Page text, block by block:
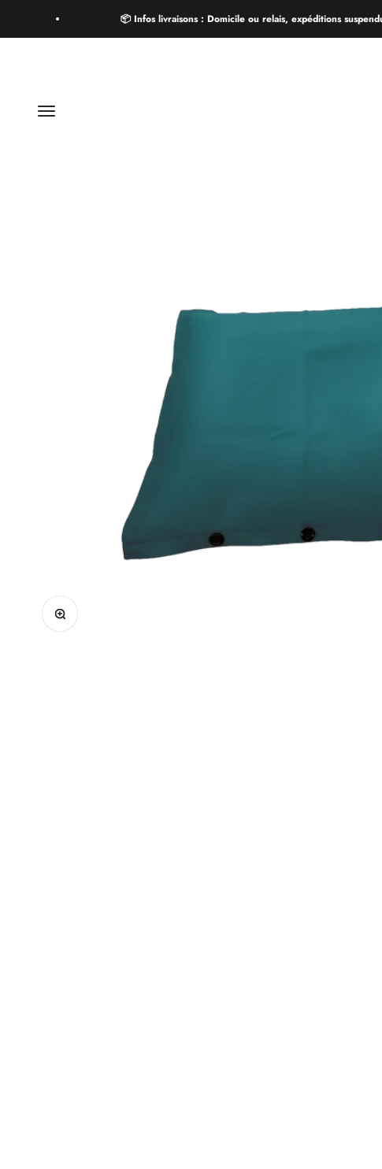
📦 Infos livraisons : Domicile ou relais, expéditions
Menu
Zoomer sur l'image